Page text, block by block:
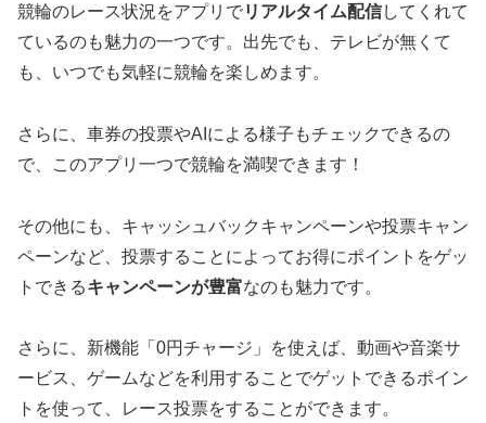
競輪のレース状況をアプリでリアルタイム配信してくれて
ているのも魅力の一つです。出先でも、テレビが無くて
も、いつでも気軽に競輪を楽しめます。
さらに、車券の投票やAIによる様子もチェックできるの
で、このアプリ一つで競輪を満喫できます！
その他にも、キャッシュバックキャンペーンや投票キャン
ペーンなど、投票することによってお得にポイントをゲッ
トできるキャンペーンが豊富なのも魅力です。
さらに、新機能「0円チャージ」を使えば、動画や音楽サ
ービス、ゲームなどを利用することでゲットできるポイン
トを使って、レース投票をすることができます。